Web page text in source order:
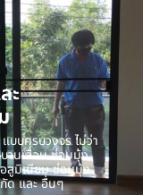
ะ
บบครบวงจร ไม่ว่า
านเลื่อน ซ่อมมุ้ง
ลูมิเนียม ซ่อมมุ้ง
ด และ อื่นๆ